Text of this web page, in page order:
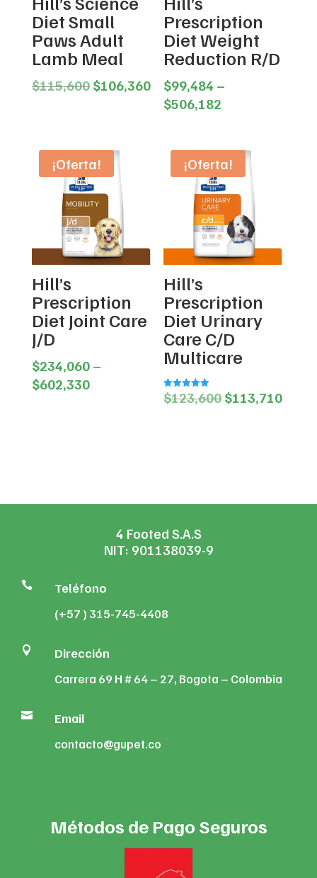
Diet Small
Paws Adult
Lamb Meal
$115,600 Original
$106,360Current
price
Prescription
Diet Weight
Reduction R/D
$99,484 –
$506,182
through
$506,182
¡Oferta!
Hill’s
Prescription
Diet Joint Care
J/D
$234,060 –
$602,330Price
¡Oferta!
Hill’s
Prescription
Diet Urinary
Care C/D
Multicare
Valorado en
5.00
$123,600 Original
$113,710
4 Footed S.A.S
NIT: 901138039-9
 Teléfono
(+57 ) 315-745-4408
 Dirección
Carrera 69 H # 64 – 27, Bogota – Colombia
 Email
contacto@gupet.co
Métodos de Pago Seguros